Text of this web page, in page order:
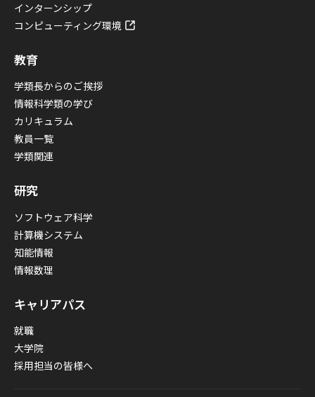
インターンシップ
コンピューティング環境
教育
学類長からのご挨拶
情報科学類の学び
カリキュラム
教員一覧
学類関連
研究
ソフトウェア科学
計算機システム
知能情報
情報数理
キャリアパス
就職
大学院
採用担当の皆様へ